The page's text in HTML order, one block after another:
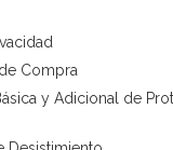
Compra
y Adicional de